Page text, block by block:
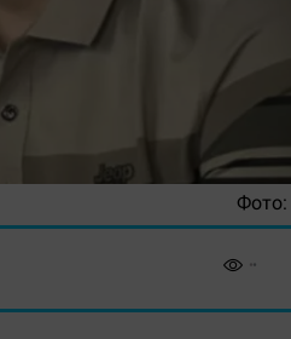
Фото: